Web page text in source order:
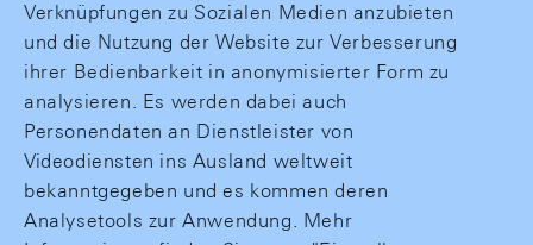
Verknüpfungen zu Sozialen Medien anzubieten
und die Nutzung der Website zur Verbesserung
ihrer Bedienbarkeit in anonymisierter Form zu
analysieren. Es werden dabei auch
Personendaten an Dienstleister von
Videodiensten ins Ausland weltweit
bekanntgegeben und es kommen deren
Analysetools zur Anwendung. Mehr